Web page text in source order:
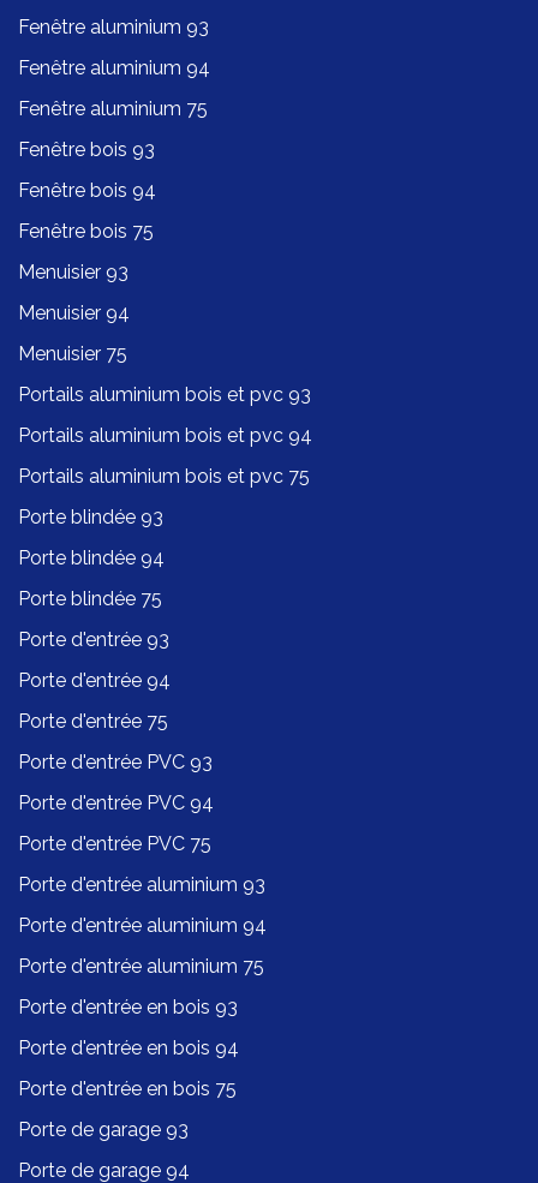
Fenêtre aluminium 93
Fenêtre aluminium 94
Fenêtre aluminium 75
Fenêtre bois 93
Fenêtre bois 94
Fenêtre bois 75
Menuisier 93
Menuisier 94
Menuisier 75
Portails aluminium bois et pvc 93
Portails aluminium bois et pvc 94
Portails aluminium bois et pvc 75
Porte blindée 93
Porte blindée 94
Porte blindée 75
Porte d'entrée 93
Porte d'entrée 94
Porte d'entrée 75
Porte d'entrée PVC 93
Porte d'entrée PVC 94
Porte d'entrée PVC 75
Porte d'entrée aluminium 93
Porte d'entrée aluminium 94
Porte d'entrée aluminium 75
Porte d'entrée en bois 93
Porte d'entrée en bois 94
Porte d'entrée en bois 75
Porte de garage 93
Porte de garage 94